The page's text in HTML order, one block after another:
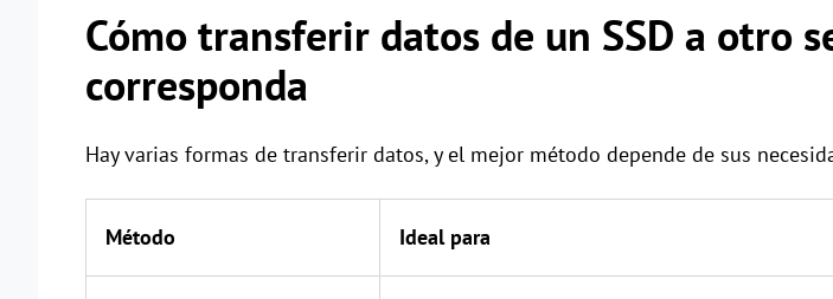
Cómo transferir datos de un SSD a otro
corresponda
Hay varias formas de transferir datos, y el mejor método depende de sus
Método Ideal para